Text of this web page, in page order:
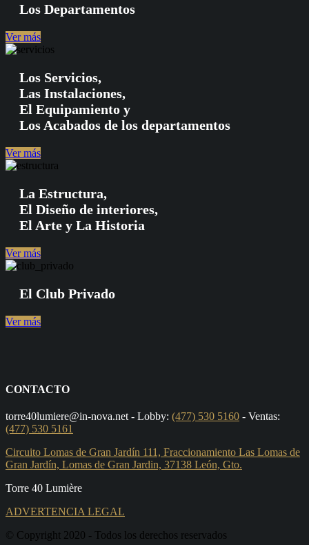
Los Departamentos
Ver más
Los Servicios,
Las Instalaciones,
El Equipamiento y
Los Acabados de los departamentos
Ver más
La Estructura,
El Diseño de interiores,
El Arte y La Historia
Ver más
El Club Privado
Ver más
CONTACTO
torre40lumiere@in-nova.net - Lobby: (477) 530 5160 - Ventas:
(477) 530 5161
Circuito Lomas de Gran Jardín 111, Fraccionamiento Las Lomas de
Gran Jardín, Lomas de Gran Jardin, 37138 León, Gto.
Torre 40 Lumière
ADVERTENCIA LEGAL
© Copyright 2020 - Todos los derechos reservados